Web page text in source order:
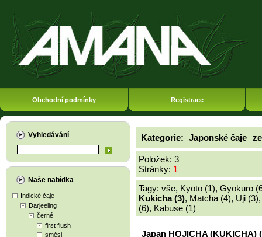
Obchodní podmínky Registrace
Vyhledávání
Naše nabídka
Indické čaje
Darjeeling
černé
first flush
směsi
Kategorie: Japonské čaje
Položek: 3
Stránky: 1
Tagy: vše, Kyoto (1), Gyokuro
Kukicha (3), Matcha (4), Uji (3)
(6), Kabuse (1)
Japan HOJICHA (KUKICHA)